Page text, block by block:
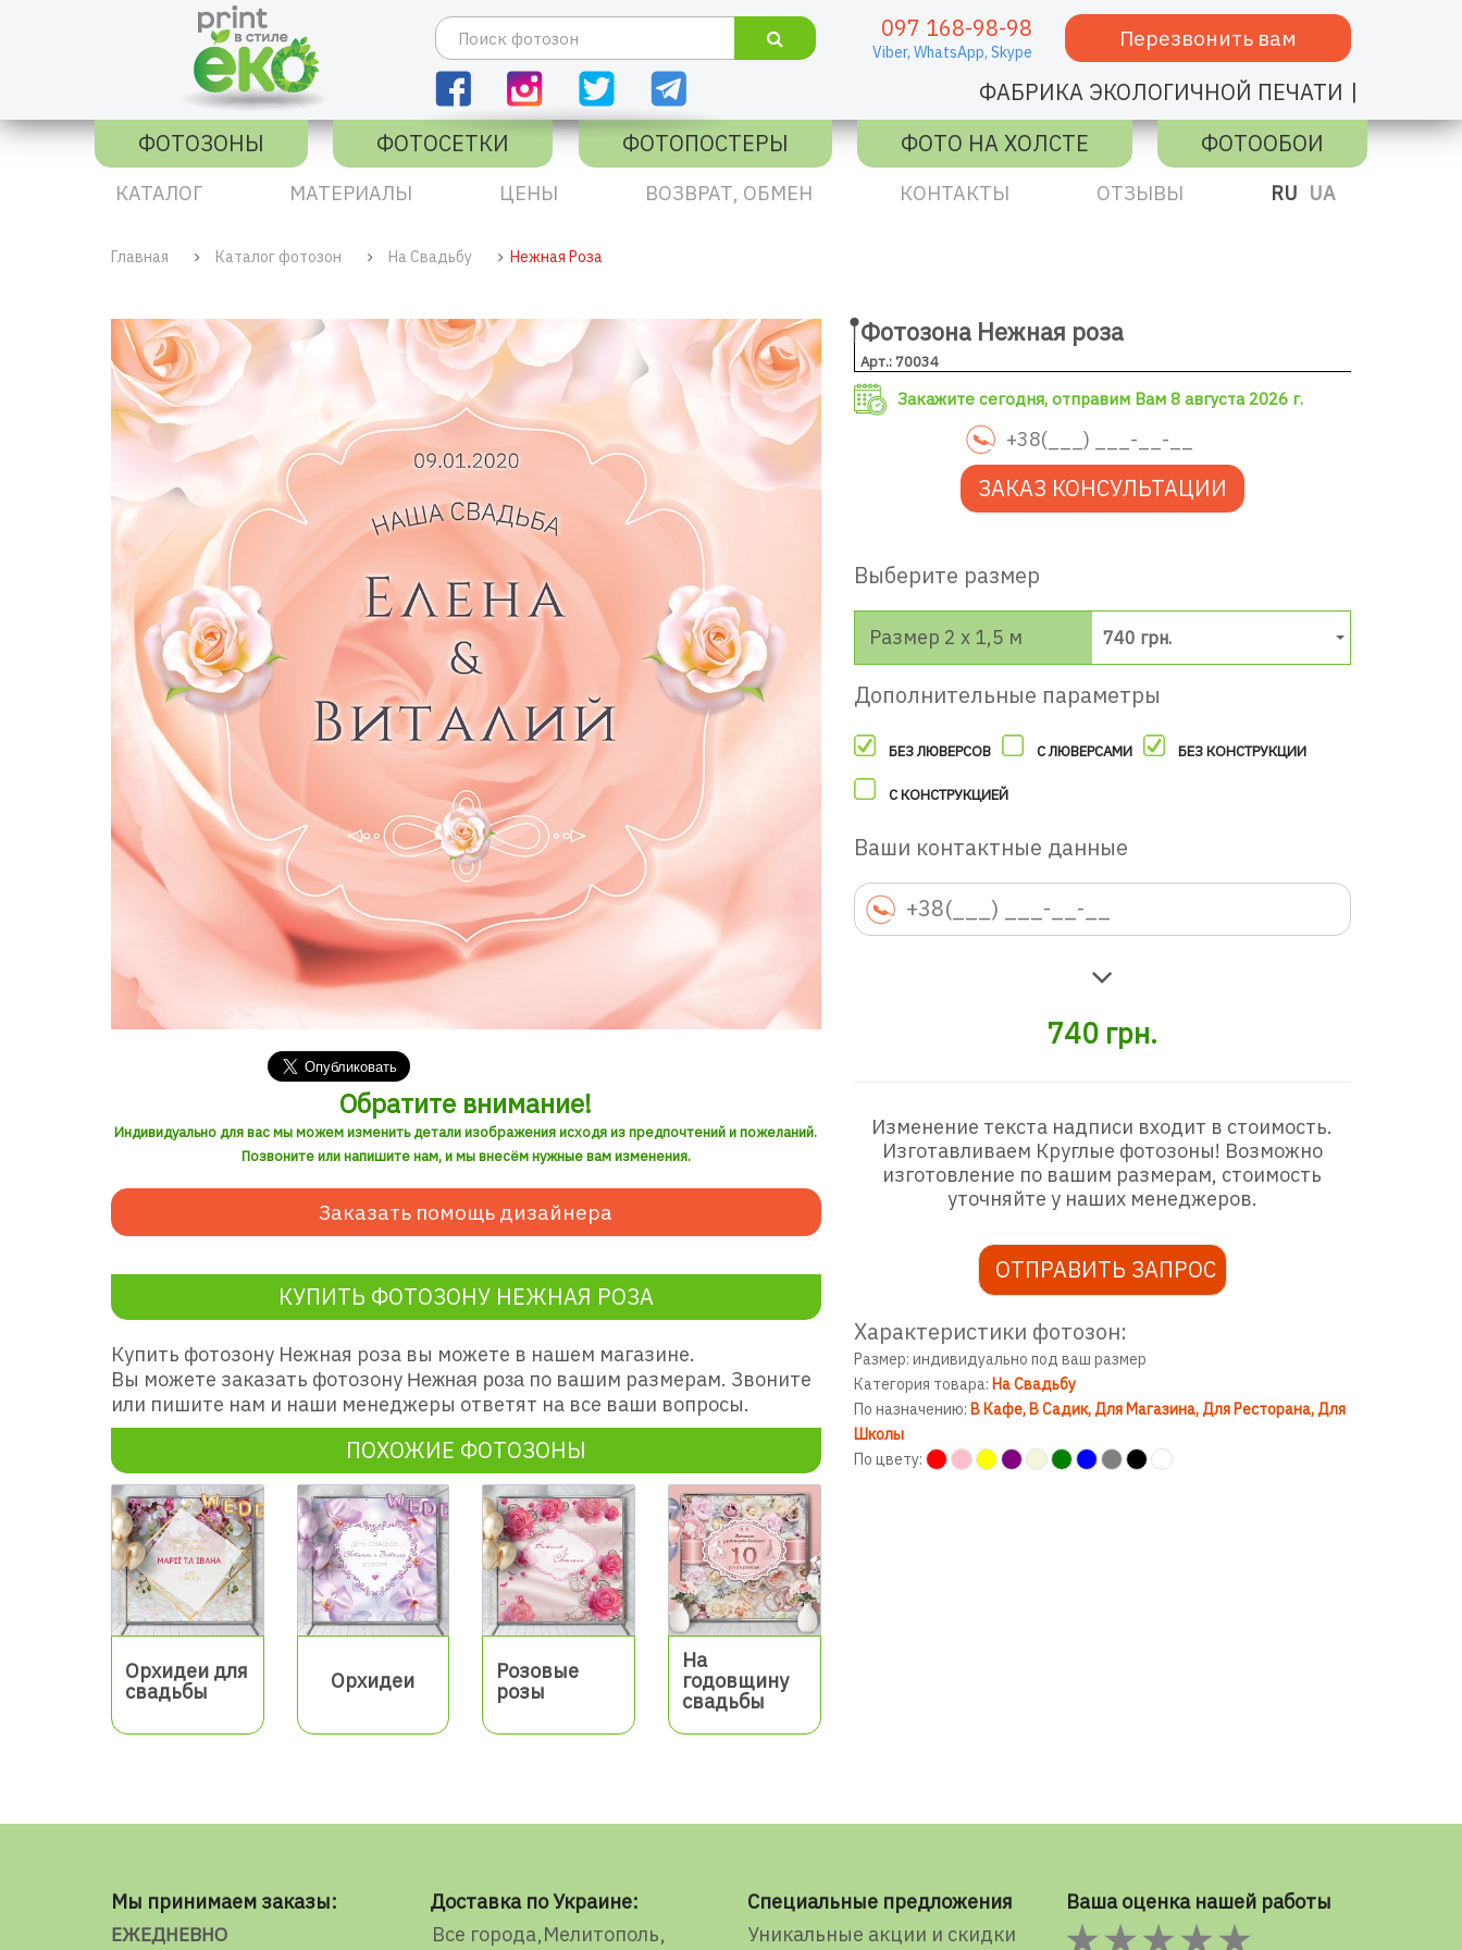
097 168-98-98
Viber, WhatsApp, Skype
Перезвонить вам
ФАБРИКА ЭКОЛОГИЧНОЙ ПЕЧАТИ |
ФОТОЗОНЫ
ФОТОСЕТКИ ФОТОПОСТЕРЫ ФОТО НА ХОЛСТЕ ФОТООБОИ
КАТАЛОГ МАТЕРИАЛЫ ЦЕНЫ ВОЗВРАТ, ОБМЕН КОНТАКТЫ ОТЗЫВЫ RU UA
Главная Каталог фотозон На Свадьбу Нежная Роза
Обратите внимание!
Индивидуально для вас мы можем изменить детали изображения исходя из предпочтений и пожеланий.
Позвоните или напишите нам, и мы внесём нужные вам изменения.
Заказать помощь дизайнера
КУПИТЬ ФОТОЗОНУ НЕЖНАЯ РОЗА
Купить фотозону Нежная роза вы можете в нашем магазине.
Вы можете заказать фотозону Нежная роза по вашим размерам. Звоните
или пишите нам и наши менеджеры ответят на все ваши вопросы.
ПОХОЖИЕ ФОТОЗОНЫ
Орхидеи для
свадьбы
Орхидеи
Розовые
розы
На
годовщину
свадьбы
Фотозона Нежная роза
Арт.: 70034
Закажите сегодня, отправим Вам 8 августа 2026 г.
ЗАКАЗ КОНСУЛЬТАЦИИ
Выберите размер
Размер 2 х 1,5 м 740 грн.
Дополнительные параметры
БЕЗ ЛЮВЕРСОВ С ЛЮВЕРСАМИ БЕЗ КОНСТРУКЦИИ
С КОНСТРУКЦИЕЙ
Ваши контактные данные
740 грн.
Изменение текста надписи входит в стоимость.
Изготавливаем Круглые фотозоны! Возможно
изготовление по вашим размерам, стоимость
уточняйте у наших менеджеров.
ОТПРАВИТЬ ЗАПРОС
Характеристики фотозон:
Размер: индивидуально под ваш размер
Категория товара: На Свадьбу
По назначению: В Кафе В Садик Для Магазина Для Ресторана Для
Школы
По цвету:
Мы принимаем заказы:
ЕЖЕДНЕВНО
Доставка по Украине:
Все города Мелитополь
Специальные предложения
Уникальные акции и скидки
Ваша оценка нашей работы